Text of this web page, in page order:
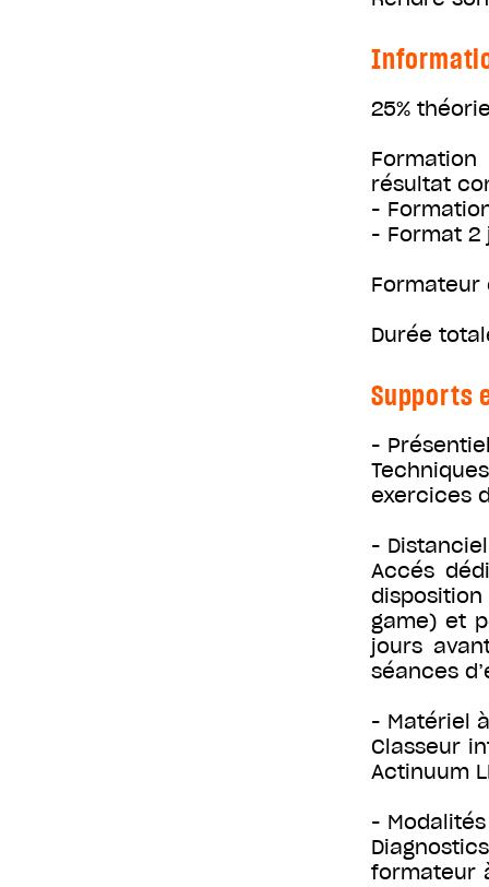
25%
résultat
-
- Format 2
Formateur
Durée
Supports
-
exercices
-
Accés
disposition
game) et
jours
séances
- Matériel
Classeur
Actinuum
-
formateur